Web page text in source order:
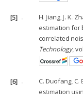
[5] .
H. Jiang, J. K.
estimation for
correlated
Technology,
[6] .
C. Duofang,
estimation